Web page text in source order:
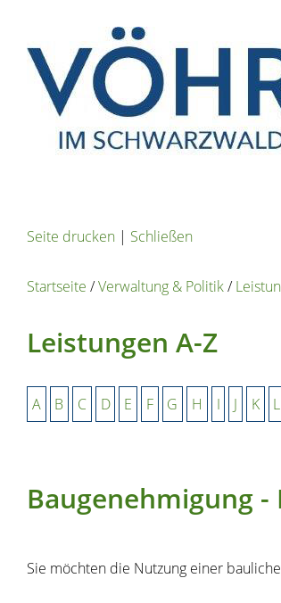
Seite drucken | Schließen
Startseite /Verwaltung & Politik/
Leistungen A-Z
A B C D E F G H I J K L
Baugenehmigung
Sie möchten die Nutzung einer